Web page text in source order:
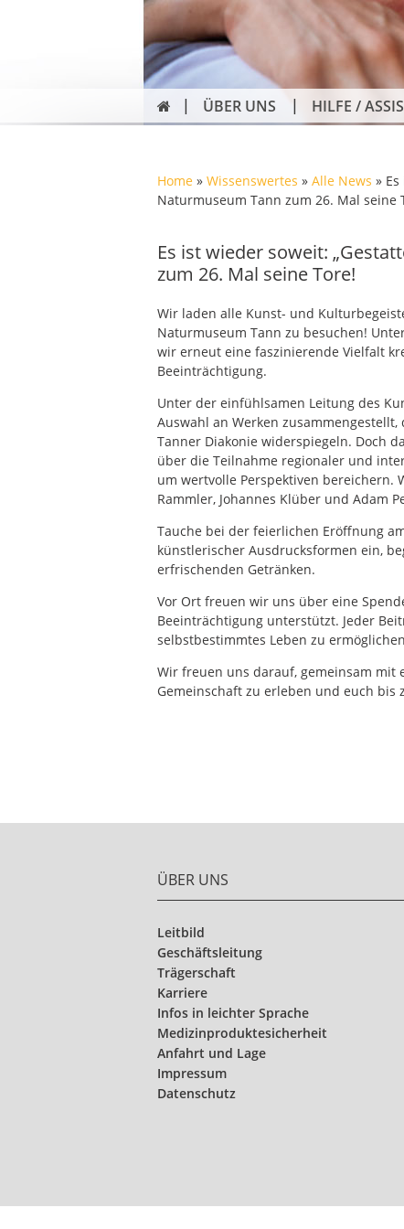
ÜBER UNS HILFE /
Home » Wissenswertes » Alle News »
Naturmuseum Tann zum 26. Mal seine
Es ist wieder soweit:
zum 26. Mal seine Tore!
Wir laden alle Kunst- und
Naturmuseum Tann zu besuchen!
wir erneut eine faszinierende Vielfalt
Beeinträchtigung.
Unter der einfühlsamen Leitung des
Auswahl an Werken
Tanner Diakonie widerspiegeln. Doch
über die Teilnahme regionaler und
um wertvolle Perspektiven bereichern.
Rammler, Johannes Klüber und Adam
Tauche bei der feierlichen Eröffnung
künstlerischer Ausdrucksformen ein,
erfrischenden Getränken.
Vor Ort freuen wir uns über eine
Beeinträchtigung unterstützt. Jeder
selbstbestimmtes Leben zu
Wir freuen uns darauf, gemeinsam mit
Gemeinschaft zu erleben und euch
ÜBER UNS
Leitbild
Geschäftsleitung
Trägerschaft
Karriere
Infos in leichter Sprache
Medizinproduktesicherheit
Anfahrt und Lage
Impressum
Datenschutz